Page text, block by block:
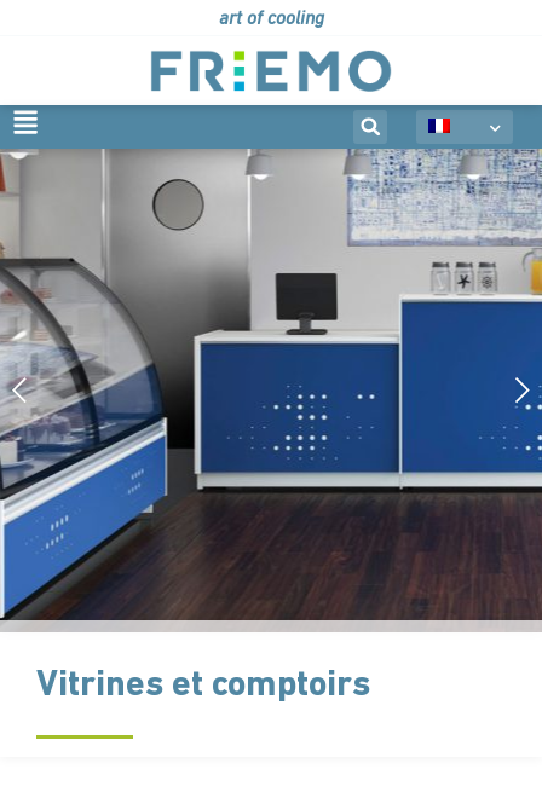
art of cooling
Vitrines et comptoirs